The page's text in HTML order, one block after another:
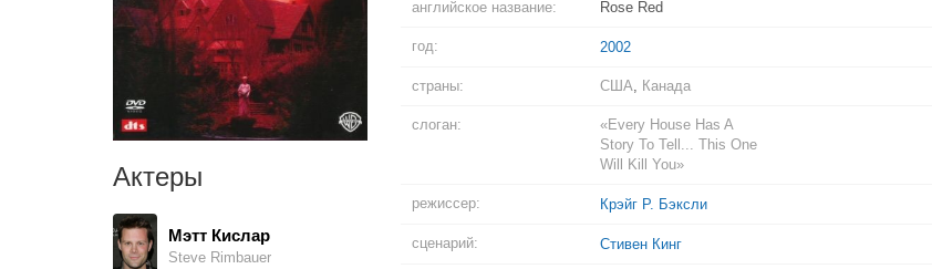
Актеры
Мэтт Кислар
Steve Rimbauer
английское название: Rose Red
год: 2002
страны: США, Канада
слоган:
«Every House Has A
Story To Tell... This One
Will Kill You»
режиссер: Крэйг Р. Бэксли
сценарий: Стивен Кинг